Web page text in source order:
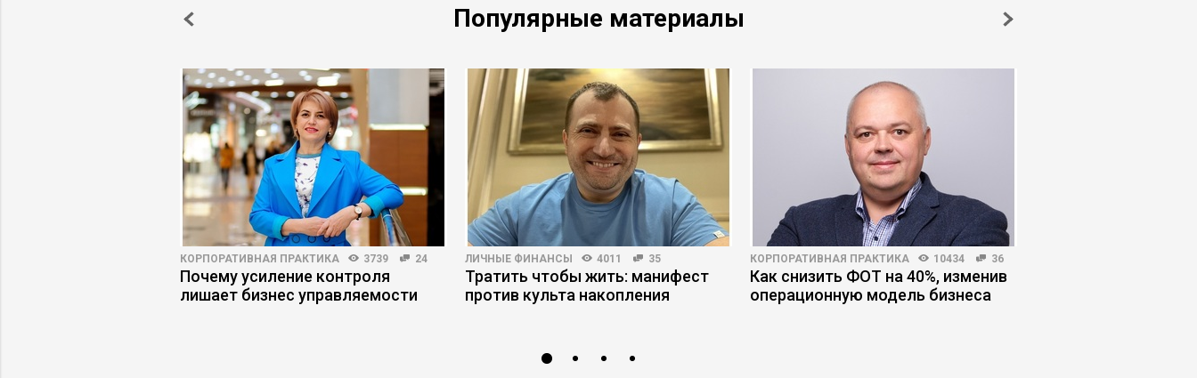
Популярные материалы
КОРПОРАТИВНАЯ ПРАКТИКА 3739 24
Почему усиление контроля
лишает бизнес управляемости
ЛИЧНЫЕ ФИНАНСЫ 4011 35
Тратить чтобы жить: манифест
против культа накопления
КОРПОРАТИВНАЯ ПРАКТИКА 10434 36
Как снизить ФОТ на 40%, изменив
операционную модель бизнеса